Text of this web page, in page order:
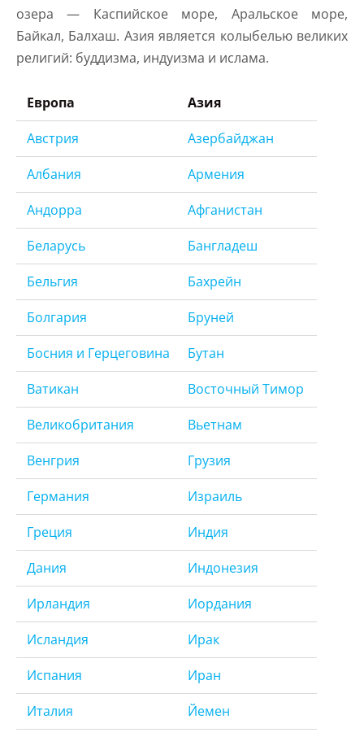
озера — Каспийское море, Аральское море,
Байкал, Балхаш. Азия является колыбелью великих
религий: буддизма, индуизма и ислама.
Европа
Азия
Австрия
Азербайджан
Албания
Армения
Андорра
Афганистан
Беларусь
Бангладеш
Бельгия
Бахрейн
Болгария
Бруней
Босния и Герцеговина
Бутан
Ватикан
Восточный Тимор
Великобритания
Вьетнам
Венгрия
Грузия
Германия
Израиль
Греция
Индия
Дания
Индонезия
Ирландия
Иордания
Исландия
Ирак
Испания
Иран
Италия
Йемен